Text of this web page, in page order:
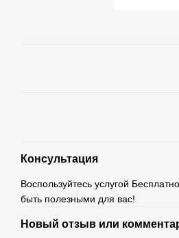
Консультация
Воспользуйтесь услугой
быть полезными для вас!
Новый отзыв или